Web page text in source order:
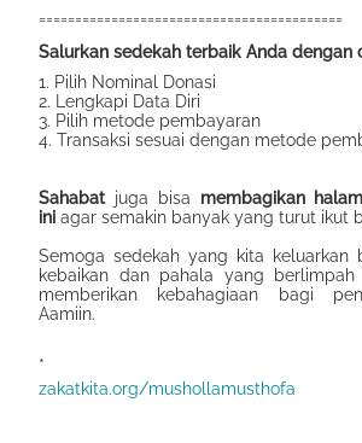
==========================================
Salurkan sedekah terbaik Anda dengan
1. Pilih Nominal Donasi
2. Lengkapi Data Diri
3. Pilih metode pembayaran
4. Transaksi sesuai dengan metode
Sahabatjuga bisa membagikan
ini agar semakin banyak yang turut ikut
Semoga sedekah yang kita keluarkan
kebaikan dan pahala yang
memberikan kebahagiaan bagi
Aamiin.
*
zakatkita.org/mushollamusthofa